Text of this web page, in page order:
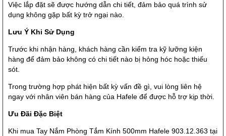
Việc lắp đặt sẽ được hướng dẫn chi tiết, đảm bảo quá trình sử
dụng không gặp bất kỳ trở ngại nào.
Lưu Ý Khi Sử Dụng
Trước khi nhận hàng, khách hàng cần kiểm tra kỹ lưỡng kiện
hàng để đảm bảo không có chi tiết nào bị hỏng hóc hoặc thiếu
sót.
Trong trường hợp phát hiện bất kỳ vấn đề gì, vui lòng liên hệ
ngay với nhân viên bán hàng của Hafele để được hỗ trợ kịp thời.
Ưu Đãi Đặc Biệt
Khi mua Tay Nắm Phòng Tắm Kính 500mm Hafele 903.12.363 tại